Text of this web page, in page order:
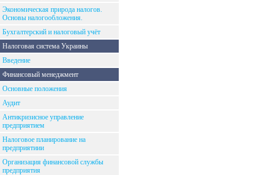
Экономическая природа налогов.
Основы налогообложения.
Бухгалтерский и налоговый учёт
Налоговая система Украины
Введение
Финансовый менеджмент
Основные положения
Аудит
Антикризисное управление
предприятием
Налоговое планирование на
предприятиии
Организация финансовой службы
предприятия